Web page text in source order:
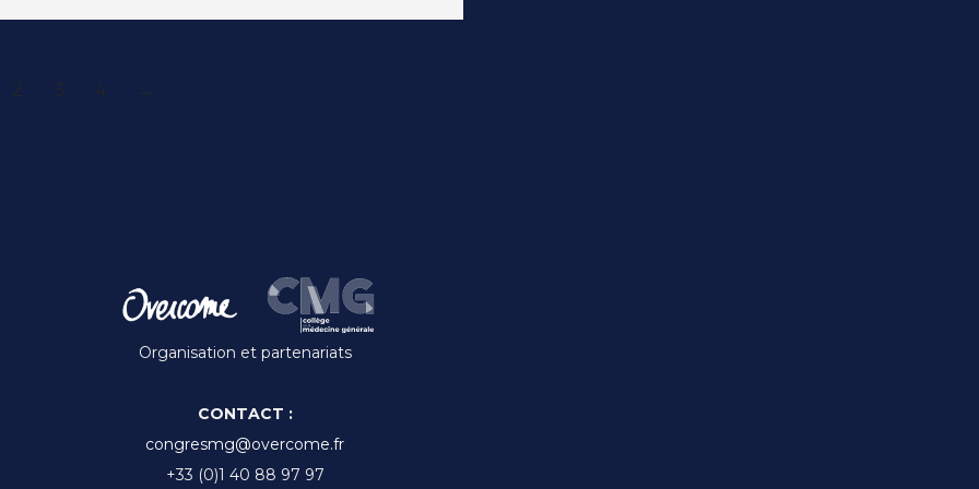
2 3 4 →
Organisation et partenariats
CONTACT :
congresmg@overcome.fr
+33 (0)1 40 88 97 97